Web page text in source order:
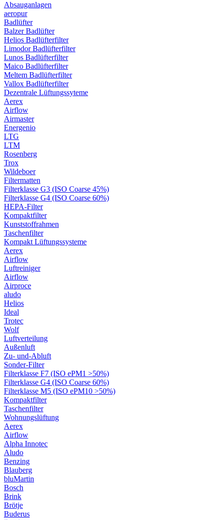
Absauganlagen
aeropur
Badlüfter
Balzer Badlüfter
Helios Badlüfterfilter
Limodor Badlüfterfilter
Lunos Badlüfterfilter
Maico Badlüfterfilter
Meltem Badlüfterfilter
Vallox Badlüfterfilter
Dezentrale Lüftungssyteme
Aerex
Airflow
Airmaster
Energenio
LTG
LTM
Rosenberg
Trox
Wildeboer
Filtermatten
Filterklasse G3 (ISO Coarse 45%)
Filterklasse G4 (ISO Coarse 60%)
HEPA-Filter
Kompaktfilter
Kunststoffrahmen
Taschenfilter
Kompakt Lüftungssysteme
Aerex
Airflow
Luftreiniger
Airflow
Airproce
aludo
Helios
Ideal
Trotec
Wolf
Luftverteilung
Außenluft
Zu- und-Abluft
Sonder-Filter
Filterklasse F7 (ISO ePM1 >50%)
Filterklasse G4 (ISO Coarse 60%)
Filterklasse M5 (ISO ePM10 >50%)
Kompaktfilter
Taschenfilter
Wohnungslüftung
Aerex
Airflow
Alpha Innotec
Aludo
Benzing
Blauberg
bluMartin
Bosch
Brink
Brötje
Buderus